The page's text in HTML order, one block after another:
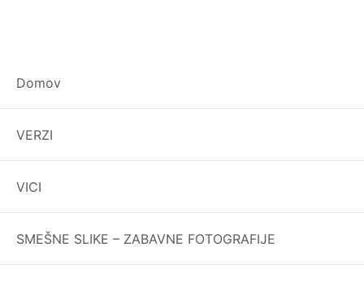
Domov
VERZI
VICI
SMEŠNE SLIKE – ZABAVNE FOTOGRAFIJE